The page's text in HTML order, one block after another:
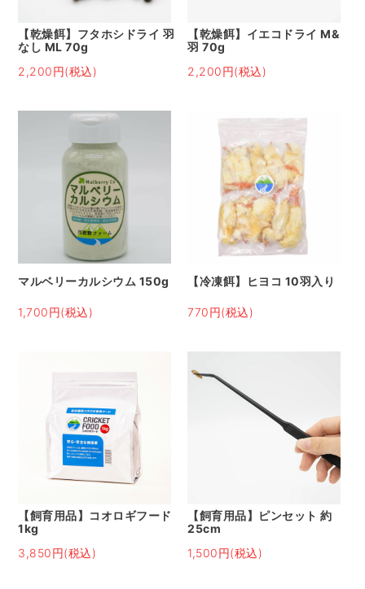
【乾燥餌】フタホシドライ 羽
なし ML 70g
2,200円(税込)
【乾燥餌】イエコドライ M&
羽 70g
2,200円(税込)
マルベリーカルシウム 150g
1,700円(税込)
【冷凍餌】ヒヨコ 10羽入り
770円(税込)
【飼育用品】コオロギフード
1kg
3,850円(税込)
【飼育用品】ピンセット 約
25cm
1,500円(税込)